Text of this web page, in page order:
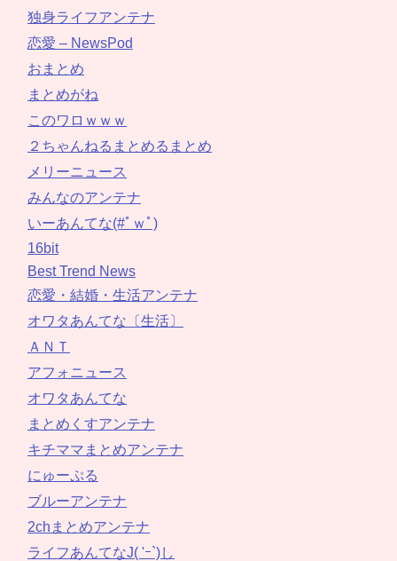
独身ライフアンテナ
恋愛 – NewsPod
おまとめ
まとめがね
このワロｗｗｗ
２ちゃんねるまとめるまとめ
メリーニュース
みんなのアンテナ
いーあんてな(#ﾟｗﾟ)
16bit
Best Trend News
恋愛・結婚・生活アンテナ
オワタあんてな〔生活〕
ＡＮＴ
アフォニュース
オワタあんてな
まとめくすアンテナ
キチママまとめアンテナ
にゅーぷる
ブルーアンテナ
2chまとめアンテナ
ライフあんてなJ( 'ｰ`)し